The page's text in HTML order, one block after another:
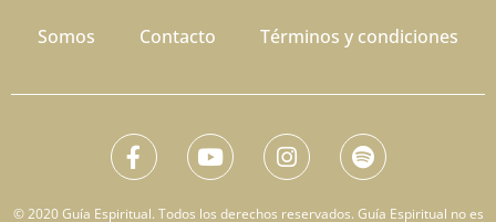
Somos Contacto Términos y condiciones
© 2020 Guía Espiritual. Todos los derechos reservados. Guía Espiritual no es